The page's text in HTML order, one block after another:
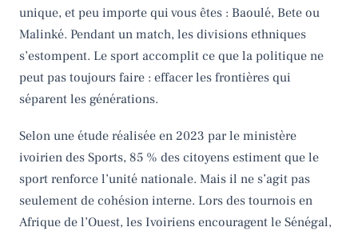
unique, et peu importe qui vous êtes : Baoulé, Bete ou
Malinké. Pendant un match, les divisions ethniques
s’estompent. Le sport accomplit ce que la politique ne
peut pas toujours faire : effacer les frontières qui
séparent les générations.
Selon une étude réalisée en 2023 par le ministère
ivoirien des Sports, 85 % des citoyens estiment que le
sport renforce l’unité nationale. Mais il ne s’agit pas
seulement de cohésion interne. Lors des tournois en
Afrique de l’Ouest, les Ivoiriens encouragent le Sénégal,